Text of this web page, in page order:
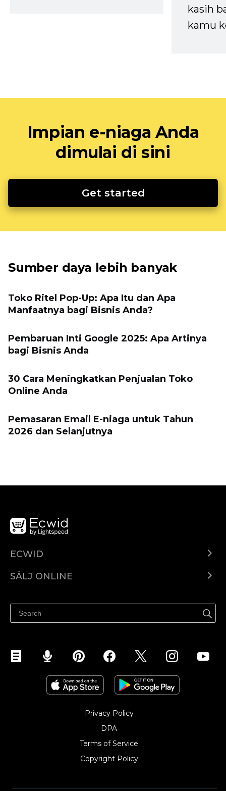
kasih
kamu
Impian e-niaga Anda
dimulai di sini
Get started
Sumber daya lebih banyak
Toko Ritel Pop-Up: Apa Itu dan Apa
Manfaatnya bagi Bisnis Anda?
Pembaruan Inti Google 2025: Apa Artinya
bagi Bisnis Anda
30 Cara Meningkatkan Penjualan Toko
Online Anda
Pemasaran Email E-niaga untuk Tahun
2026 dan Selanjutnya
ECWID
Pris
SÄLJ ONLINE
Sälj på Facebook
Sälj på Instagram
Privacy Policy
DPA
Terms of Service
Copyright Policy‎